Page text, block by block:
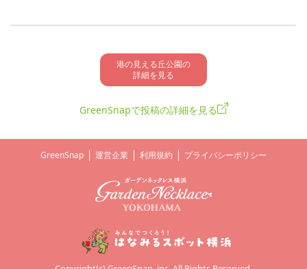
港の見える丘公園の
詳細を見る
GreenSnapで投稿の詳細を見る
GreenSnap 運営企業 利用規約 プライバシーポリシー